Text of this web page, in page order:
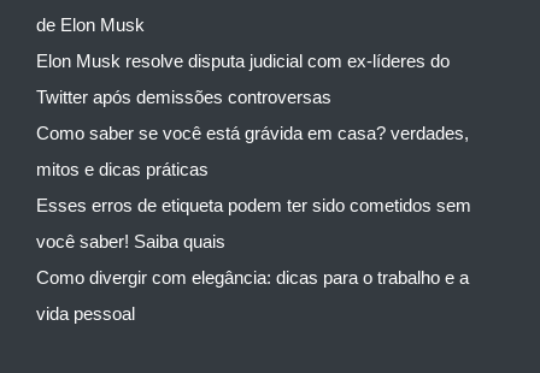
de Elon Musk
Elon Musk resolve disputa judicial com ex-líderes do
Twitter após demissões controversas
Como saber se você está grávida em casa? verdades,
mitos e dicas práticas
Esses erros de etiqueta podem ter sido cometidos sem
você saber! Saiba quais
Como divergir com elegância: dicas para o trabalho e a
vida pessoal